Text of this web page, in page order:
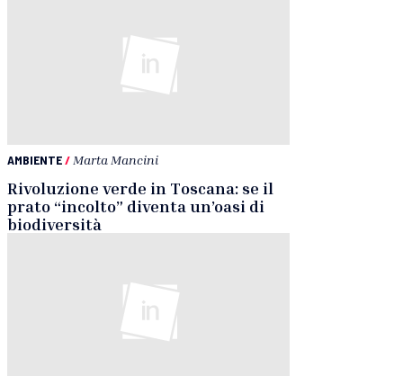
AMBIENTE/ Marta Mancini
Rivoluzione verde in Toscana: se il
prato “incolto” diventa un’oasi di
biodiversità